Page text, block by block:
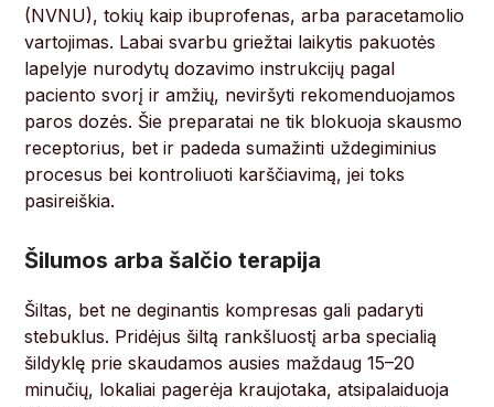
(NVNU), tokių kaip ibuprofenas, arba paracetamolio
vartojimas. Labai svarbu griežtai laikytis pakuotės
lapelyje nurodytų dozavimo instrukcijų pagal
paciento svorį ir amžių, neviršyti rekomenduojamos
paros dozės. Šie preparatai ne tik blokuoja skausmo
receptorius, bet ir padeda sumažinti uždegiminius
procesus bei kontroliuoti karščiavimą, jei toks
pasireiškia.
Šilumos arba šalčio terapija
Šiltas, bet ne deginantis kompresas gali padaryti
stebuklus. Pridėjus šiltą rankšluostį arba specialią
šildyklę prie skaudamos ausies maždaug 15–20
minučių, lokaliai pagerėja kraujotaka, atsipalaiduoja